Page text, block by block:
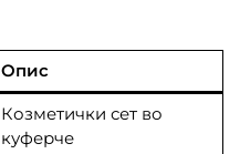
Опис
Козметички сет во
куферче